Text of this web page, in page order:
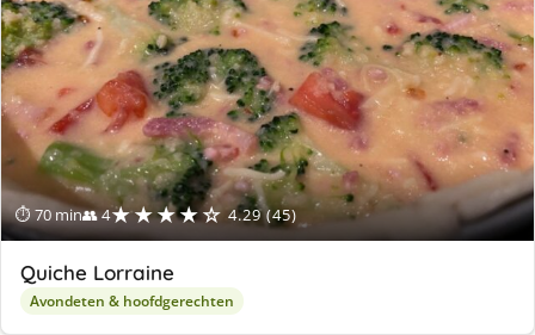
⏱ 70 min👥 4★★★★☆ 4.29 (45)
Quiche Lorraine
Avondeten & hoofdgerechten